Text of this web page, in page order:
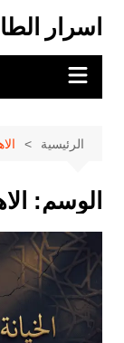
المحتوى
اسرار
الرئيسية
الوسم: